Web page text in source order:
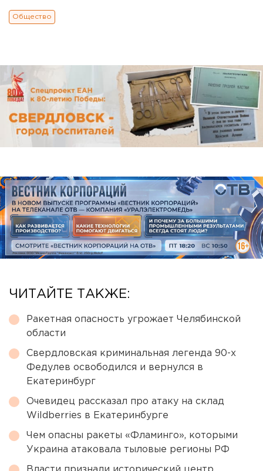
Общество
ЧИТАЙТЕ ТАКЖЕ:
Ракетная опасность угрожает Челябинской
области
Свердловская криминальная легенда 90-х
Федулев освободился и вернулся в
Екатеринбург
Очевидец рассказал про атаку на склад
Wildberries в Екатеринбурге
Чем опасны ракеты «Фламинго», которыми
Украина атаковала тыловые регионы РФ